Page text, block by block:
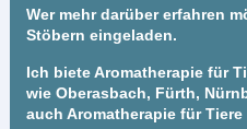
Wer mehr darüber erfahren
Stöbern eingeladen.
Ich biete Aromatherapie für
wie Oberasbach, Fürth,
auch Aromatherapie für Tiere